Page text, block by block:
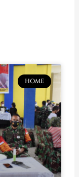
HOME